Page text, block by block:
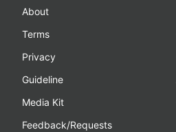
About
Terms
Privacy
Guideline
Media Kit
Feedback/Requests